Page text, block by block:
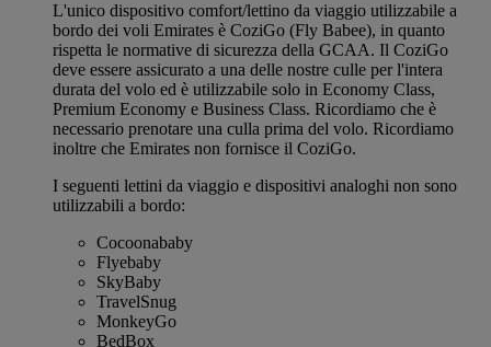
L'unico dispositivo comfort/lettino da viaggio utilizzabile a
bordo dei voli Emirates è CoziGo (Fly Babee), in quanto
rispetta le normative di sicurezza della GCAA. Il CoziGo
deve essere assicurato a una delle nostre culle per l'intera
durata del volo ed è utilizzabile solo in Economy Class,
Premium Economy e Business Class. Ricordiamo che è
necessario prenotare una culla prima del volo. Ricordiamo
inoltre che Emirates non fornisce il CoziGo.
I seguenti lettini da viaggio e dispositivi analoghi non sono
utilizzabili a bordo:
Cocoonababy
Flyebaby
SkyBaby
TravelSnug
MonkeyGo
BedBox